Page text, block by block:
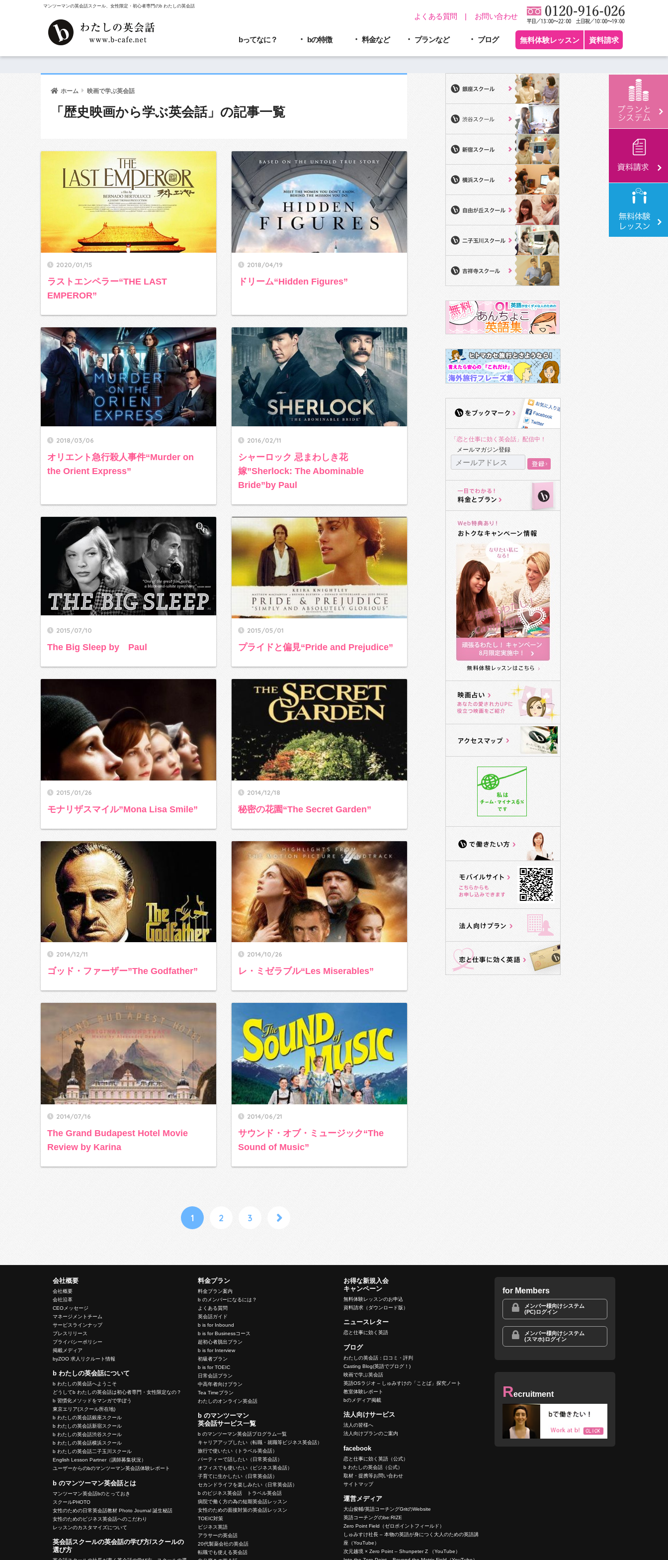
マンツーマンの英会話スクール、女性限定・初心者専門のb わたしの英会話
お問い合わせ
よくある質問
bってなに？ bの特徴 料金など プランなど ブログ 無料体験レッスン 資料請求
ホーム 映画で学ぶ英会話
「歴史映画から学ぶ英会話」の記事一覧
2020/01/15
ラストエンペラー“THE LAST
EMPEROR”
2018/04/19
ドリーム“Hidden Figures”
2018/03/06
オリエント急行殺人事件“Murder on
the Orient Express”
2016/02/11
シャーロック 忌まわしき花
嫁”Sherlock: The Abominable
Bride”by Paul
2015/07/10
The Big Sleep by Paul
2015/05/01
プライドと偏見“Pride and Prejudice”
2015/01/26
モナリザスマイル”Mona Lisa Smile”
2014/12/18
秘密の花園“The Secret Garden”
2014/12/11
ゴッド・ファーザー”The Godfather”
2014/10/26
レ・ミゼラブル“Les Miserables”
2014/07/16
The Grand Budapest Hotel Movie
Review by Karina
2014/06/21
サウンド・オブ・ミュージック“The
Sound of Music”
1 2 3
「恋と仕事に効く英会話」配信中！
メールマガジン登録
会社概要
会社概要
会社沿革
CEOメッセージ
マネージメントチーム
サービスラインナップ
プレスリリース
プライバシーポリシー
掲載メディア
byZOO 求人リクルート情報
b わたしの英会話について
b わたしの英会話へようこそ
どうしてb わたしの英会話は初心者専門・女性限定なの？
b 習慣化メソッドをマンガで学ぼう
東京エリア(スクール所在地)
b わたしの英会話銀座スクール
b わたしの英会話新宿スクール
b わたしの英会話渋谷スクール
b わたしの英会話横浜スクール
b わたしの英会話二子玉川スクール
English Lesson Partner（講師募集状況）
ユーザーからのbのマンツーマン英会話体験レポート
b のマンツーマン英会話とは
マンツーマン英会話bのとっておき
スクールPHOTO
女性のための日常英会話教材 Photo Journal 誕生秘話
女性のためのビジネス英会話へのこだわり
レッスンのカスタマイズについて
英会話スクールの英会話の学び方/スクールの
選び方
料金プラン
料金プラン案内
b のメンバーになるには？
よくある質問
英会話ガイド
b is for Inbound
b is for Businessコース
超初心者脱出プラン
b is for Interview
初級者プラン
b is for TOEIC
日常会話プラン
中高年者向けプラン
Tea Timeプラン
わたしのオンライン英会話
b のマンツーマン
英会話サービス一覧
b のマンツーマン英会話プログラム一覧
キャリアアップしたい（転職・就職等ビジネス英会話）
旅行で使いたい（トラベル英会話）
パーティーで話したい（日常英会話）
オフィスでも使いたい（ビジネス英会話）
子育てに生かしたい（日常英会話）
セカンドライフを楽しみたい（日常英会話）
b のビジネス英会話 トラベル英会話
病院で働く方の為の短期英会話レッスン
女性のための面接対策の英会話レッスン
TOEIC対策
ビジネス英語
アラサーの英会話
20代製薬会社の英会話
転職でも使える英会話
お得な新規入会
キャンペーン
無料体験レッスンのお申込
資料請求（ダウンロード版）
ニュースレター
恋と仕事に効く英語
ブログ
わたしの英会話：口コミ・評判
Casting Blog(英語でブログ！)
映画で学ぶ英会話
英語OSラジオ – しゅみすけの「ことば」探究ノート
教室体験レポート
bのメディア掲載
法人向けサービス
法人の皆様へ
法人向けプランのご案内
facebook
恋と仕事に効く英語（公式）
b わたしの英会話（公式）
取材・提携等お問い合わせ
サイトマップ
運営メディア
大山俊輔/英語コーチングGritのWebsite
英語コーチングのbe:RIZE
Zero Point Field（ゼロポイントフィールド）
しゅみすけ社長 – 本物の英語が身につく大人のための英語講
座（YouTube）
次元越境 × Zero Point – Shunpeter Z （YouTube）
for Members
メンバー様向けシステム
(PC)ログイン
メンバー様向けシステム
(スマホ)ログイン
Recruitment